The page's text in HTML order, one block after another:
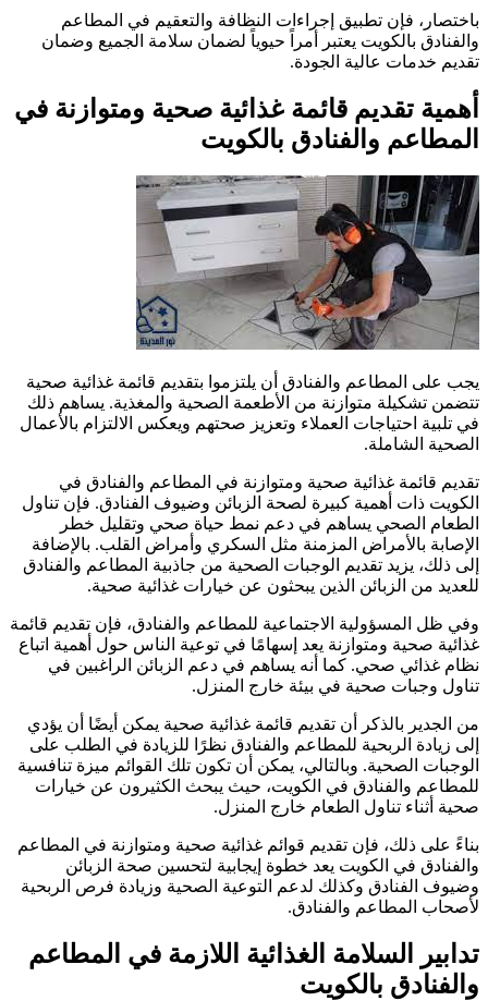
باختصار، فإن تطبيق إجراءات النظافة والتعقيم في المطاعم
والفنادق بالكويت يعتبر أمراً حيوياً لضمان سلامة الجميع وضمان
تقديم خدمات عالية الجودة.
أهمية تقديم قائمة غذائية صحية ومتوازنة في
المطاعم والفنادق بالكويت
يجب على المطاعم والفنادق أن يلتزموا بتقديم قائمة غذائية صحية
تتضمن تشكيلة متوازنة من الأطعمة الصحية والمغذية. يساهم ذلك
في تلبية احتياجات العملاء وتعزيز صحتهم ويعكس الالتزام بالأعمال
الصحية الشاملة.
تقديم قائمة غذائية صحية ومتوازنة في المطاعم والفنادق في
الكويت ذات أهمية كبيرة لصحة الزبائن وضيوف الفنادق. فإن تناول
الطعام الصحي يساهم في دعم نمط حياة صحي وتقليل خطر
الإصابة بالأمراض المزمنة مثل السكري وأمراض القلب. بالإضافة
إلى ذلك، يزيد تقديم الوجبات الصحية من جاذبية المطاعم والفنادق
للعديد من الزبائن الذين يبحثون عن خيارات غذائية صحية.
وفي ظل المسؤولية الاجتماعية للمطاعم والفنادق، فإن تقديم قائمة
غذائية صحية ومتوازنة يعد إسهامًا في توعية الناس حول أهمية اتباع
نظام غذائي صحي. كما أنه يساهم في دعم الزبائن الراغبين في
تناول وجبات صحية في بيئة خارج المنزل.
من الجدير بالذكر أن تقديم قائمة غذائية صحية يمكن أيضًا أن يؤدي
إلى زيادة الربحية للمطاعم والفنادق نظرًا للزيادة في الطلب على
الوجبات الصحية. وبالتالي، يمكن أن تكون تلك القوائم ميزة تنافسية
للمطاعم والفنادق في الكويت، حيث يبحث الكثيرون عن خيارات
صحية أثناء تناول الطعام خارج المنزل.
بناءً على ذلك، فإن تقديم قوائم غذائية صحية ومتوازنة في المطاعم
والفنادق في الكويت يعد خطوة إيجابية لتحسين صحة الزبائن
وضيوف الفنادق وكذلك لدعم التوعية الصحية وزيادة فرص الربحية
لأصحاب المطاعم والفنادق.
تدابير السلامة الغذائية اللازمة في المطاعم
والفنادق بالكويت